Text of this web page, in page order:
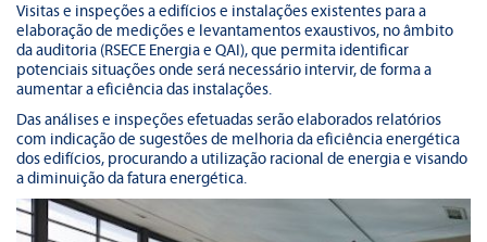
Visitas e inspeções a edifícios e instalações existentes para a
elaboração de medições e levantamentos exaustivos, no âmbito
da auditoria (RSECE Energia e QAI), que permita identificar
potenciais situações onde será necessário intervir, de forma a
aumentar a eficiência das instalações.
Das análises e inspeções efetuadas serão elaborados relatórios
com indicação de sugestões de melhoria da eficiência energética
dos edifícios, procurando a utilização racional de energia e visando
a diminuição da fatura energética.